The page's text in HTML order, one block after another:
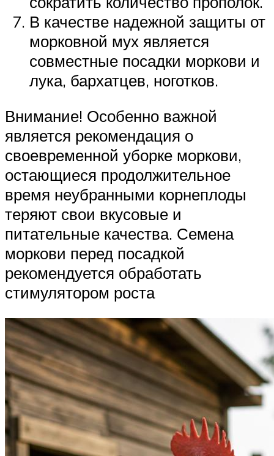
В качестве надежной защиты от
морковной мух является
совместные посадки моркови и
лука, бархатцев, ноготков.
Внимание! Особенно важной
является рекомендация о
своевременной уборке моркови,
остающиеся продолжительное
время неубранными корнеплоды
теряют свои вкусовые и
питательные качества. Семена
моркови перед посадкой
рекомендуется обработать
стимулятором роста